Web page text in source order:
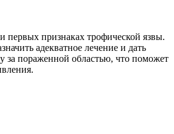
первых признаках трофической язвы.
адекватное лечение и дать
за пораженной областью, что поможет